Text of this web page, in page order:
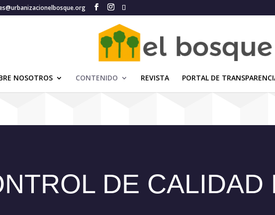
NOSOTROS CONTENIDO REVISTA PORTAL DE
DE CALIDAD